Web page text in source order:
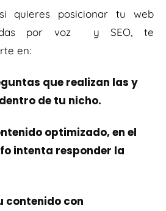
quieres posicionar tu web
por voz y SEO, te
en:
que realizan las y
de tu nicho.
optimizado, en el
intenta responder la
contenido con